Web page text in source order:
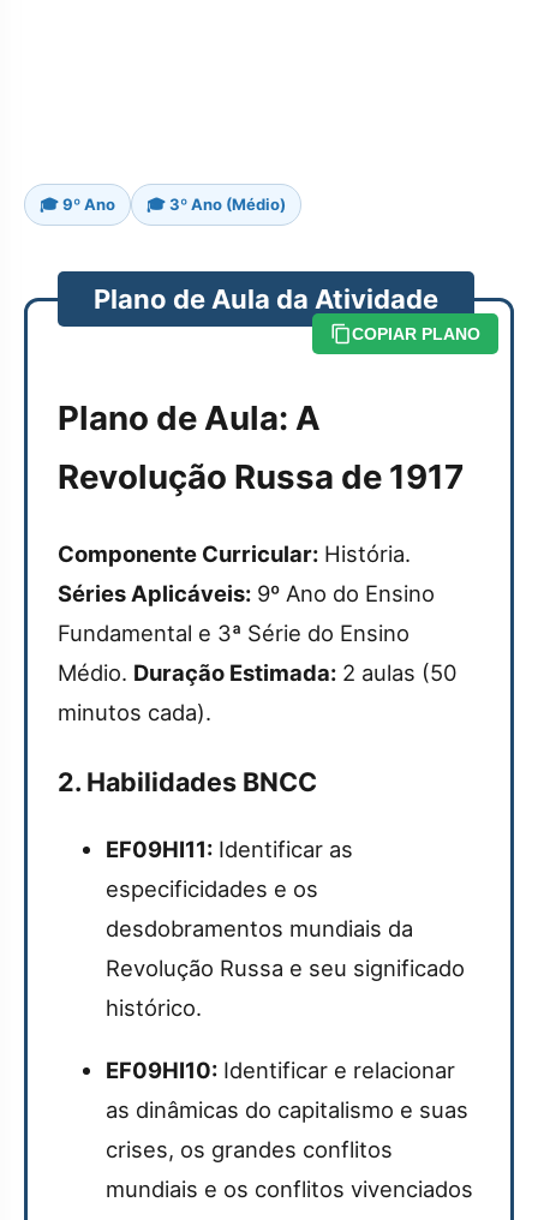
🎓 9º Ano 🎓 3º Ano (Médio)
Plano de Aula da Atividade
COPIAR PLANO
Plano de Aula: A
Revolução Russa de 1917
Componente Curricular: História.
Séries Aplicáveis: 9º Ano do Ensino
Fundamental e 3ª Série do Ensino
Médio. Duração Estimada: 2 aulas (50
minutos cada).
2. Habilidades BNCC
EF09HI11: Identificar as
especificidades e os
desdobramentos mundiais da
Revolução Russa e seu significado
histórico.
EF09HI10: Identificar e relacionar
as dinâmicas do capitalismo e suas
crises, os grandes conflitos
mundiais e os conflitos vivenciados